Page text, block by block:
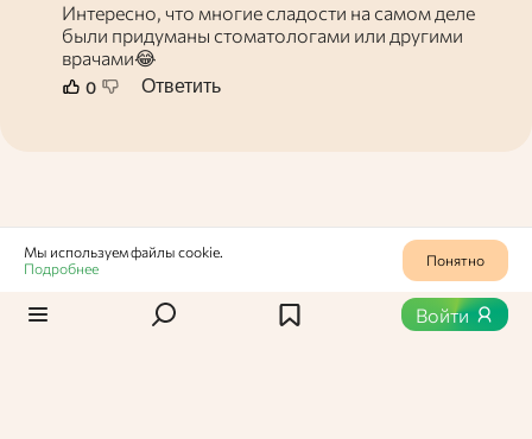
Интересно, что многие сладости на самом деле
были придуманы стоматологами или другими
врачами😂
0 Ответить
Статьи / Новости
Войти
Мы используем файлы cookie.
Подробнее
Понятно